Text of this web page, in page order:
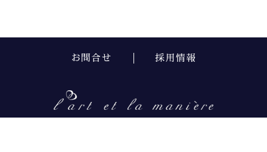
お問合せ 採用情報